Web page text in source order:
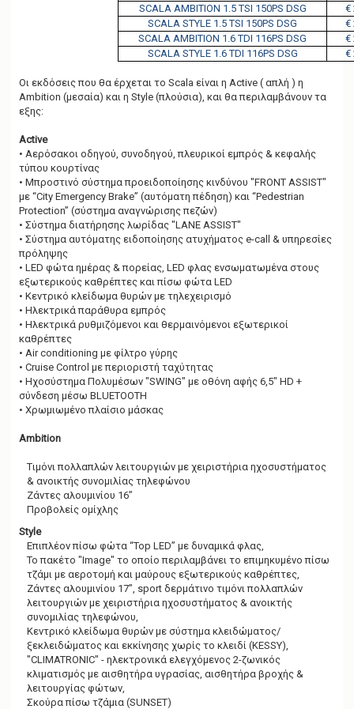
SCALA AMBITION 1.5 TSI 150PS DSG
€
SCALA STYLE 1.5 TSI 150PS DSG
€
SCALA AMBITION 1.6 TDI 116PS DSG
€
SCALA STYLE 1.6 TDI 116PS DSG
€
Οι εκδόσεις που θα έρχεται το Scala είναι η Active ( απλή ) η
Αmbition (μεσαία) και η Style (πλούσια), και θα περιλαμβάνουν τα
εξης:
Active
• Αερόσακοι οδηγού, συνοδηγού, πλευρικοί εμπρός & κεφαλής
τύπου κουρτίνας
• Μπροστινό σύστημα προειδοποίησης κινδύνου "FRONT ASSIST"
με “City Emergency Brake” (αυτόματη πέδηση) και “Pedestrian
Protection” (σύστημα αναγνώρισης πεζών)
• Σύστημα διατήρησης λωρίδας "LANE ASSIST"
• Σύστημα αυτόματης ειδοποίησης ατυχήματος e-call & υπηρεσίες
πρόληψης
• LED φώτα ημέρας & πορείας, LED φλας ενσωματωμένα στους
εξωτερικούς καθρέπτες και πίσω φώτα LED
• Κεντρικό κλείδωμα θυρών με τηλεχειρισμό
• Ηλεκτρικά παράθυρα εμπρός
• Ηλεκτρικά ρυθμιζόμενοι και θερμαινόμενοι εξωτερικοί
καθρέπτες
• Air conditioning με φίλτρο γύρης
• Cruise Control με περιοριστή ταχύτητας
• Ηχοσύστημα Πολυμέσων "SWING" με οθόνη αφής 6,5" HD +
σύνδεση μέσω BLUETOOTH
• Χρωμιωμένο πλαίσιο μάσκας
Ambition
Tιμόνι πολλαπλών λειτουργιών με χειριστήρια ηχοσυστήματος
& ανοικτής συνομιλίας τηλεφώνου
Zάντες αλουμινίου 16”
Προβολείς ομίχλης
Style
Επιπλέον πίσω φώτα “Top LED” με δυναμικά φλας,
Το πακέτο "Image" το οποίο περιλαμβάνει το επιμηκυμένο πίσω
τζάμι με αεροτομή και μαύρους εξωτερικούς καθρέπτες,
Ζάντες αλουμινίου 17”, sport δερμάτινο τιμόνι πολλαπλών
λειτουργιών με χειριστήρια ηχοσυστήματος & ανοικτής
συνομιλίας τηλεφώνου,
Κεντρικό κλείδωμα θυρών με σύστημα κλειδώματος/
ξεκλειδώματος και εκκίνησης χωρίς το κλειδί (ΚESSY),
"CLIMATRONIC" - ηλεκτρονικά ελεγχόμενος 2-ζωνικός
κλιματισμός με αισθητήρα υγρασίας, αισθητήρα βροχής &
λειτουργίας φώτων,
Σκούρα πίσω τζάμια (SUNSET)